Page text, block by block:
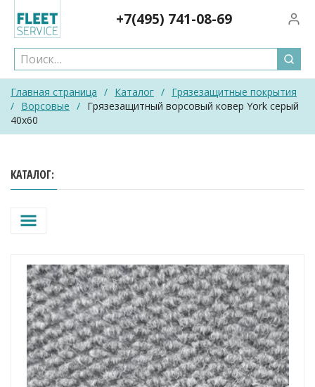
content
+7(495) 741-08-69
Главная страница / Каталог / Грязезащитные покрытия
/ Ворсовые / Грязезащитный ворсовый ковер York серый
40х60
КАТАЛОГ